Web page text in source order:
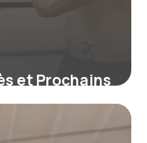
et Prochains